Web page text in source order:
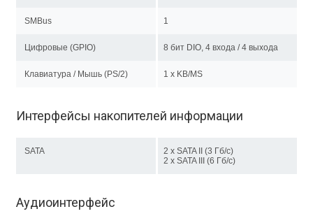
SMBus 1
Цифровые (GPIO) 8 бит DIO, 4 входа / 4 выхода
Клавиатура / Мышь (PS/2) 1 x KB/MS
Интерфейсы накопителей информации
SATA
2 x SATA II (3 Гб/с)
2 х SATA III (6 Гб/с)
Аудиоинтерфейс